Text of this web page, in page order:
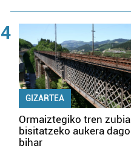
4
GIZARTEA
Ormaiztegiko tren zubia
bisitatzeko aukera dago
bihar